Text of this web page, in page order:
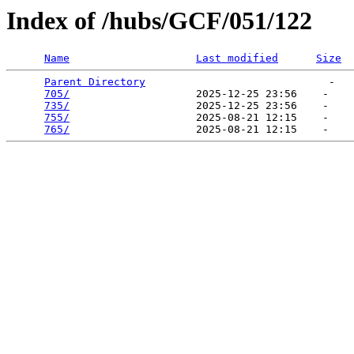
Index of /hubs/GCF/051/122
Name Last modified Size
Parent Directory
                             -
705/
                    2025-12-25 23:56    -
735/
                    2025-12-25 23:56    -
755/
                    2025-08-21 12:15    -
765/